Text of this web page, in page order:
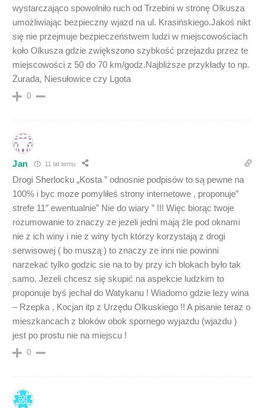
wystarczająco spowolniło ruch od Trzebini w stronę Olkusza
umożliwiając bezpieczny wjazd na ul. Krasińskiego.Jakoś nikt
się nie przejmuje bezpieczeństwem ludzi w miejscowościach
koło Olkusza gdzie zwiększono szybkość przejazdu przez te
miejscowości z 50 do 70 km/godz.Najbliższe przykłady to np.
Żurada, Niesułowice czy Lgota
0
Jan 11 lat temu
Drogi Sherlocku „Kosta ” odnosnie podpisów to są pewne na
100% i byc moze pomyliłeś strony internetowe , proponuje”
strefe 11″ ewentualnie” Nie do wiary ” !!! Więc biorąc twoje
rozumowanie to znaczy ze jezeli jedni mają źle pod oknami
nie z ich winy i nie z winy tych którzy korzystają z drogi
serwisowej ( bo muszą ) to znaczy ze inni nie powinni
narzekać tylko godzic sie na to by przy ich blokach było tak
samo. Jezeli chcesz się skupić na aspekcie ludzkim to
proponuje byś jechał do Watykanu ! Wiadomo gdzie lezy wina
– Rzepka , Kocjan itp z Urzędu Olkuskiego !! A pisanie teraz o
mieszkancach z bloków obok spornego wyjazdu (wjazdu )
jest po prostu nie na miejscu !
0